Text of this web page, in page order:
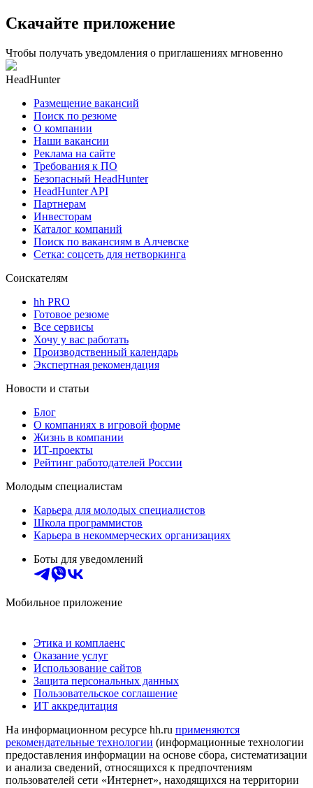
Скачайте приложение
Чтобы получать уведомления о приглашениях мгновенно
HeadHunter
Размещение вакансий
Поиск по резюме
О компании
Наши вакансии
Реклама на сайте
Требования к ПО
Безопасный HeadHunter
HeadHunter API
Партнерам
Инвесторам
Каталог компаний
Поиск по вакансиям в Алчевске
Сетка: соцсеть для нетворкинга
Соискателям
hh PRO
Готовое резюме
Все сервисы
Хочу у вас работать
Производственный календарь
Экспертная рекомендация
Новости и статьи
Блог
О компаниях в игровой форме
Жизнь в компании
ИТ-проекты
Рейтинг работодателей России
Молодым специалистам
Карьера для молодых специалистов
Школа программистов
Карьера в некоммерческих организациях
Боты для уведомлений
Мобильное приложение
Этика и комплаенс
Оказание услуг
Использование сайтов
Защита персональных данных
Пользовательское соглашение
ИТ аккредитация
На информационном ресурсе hh.ru применяются
рекомендательные технологии (информационные технологии
предоставления информации на основе сбора, систематизации
и анализа сведений, относящихся к предпочтениям
пользователей сети «Интернет», находящихся на территории